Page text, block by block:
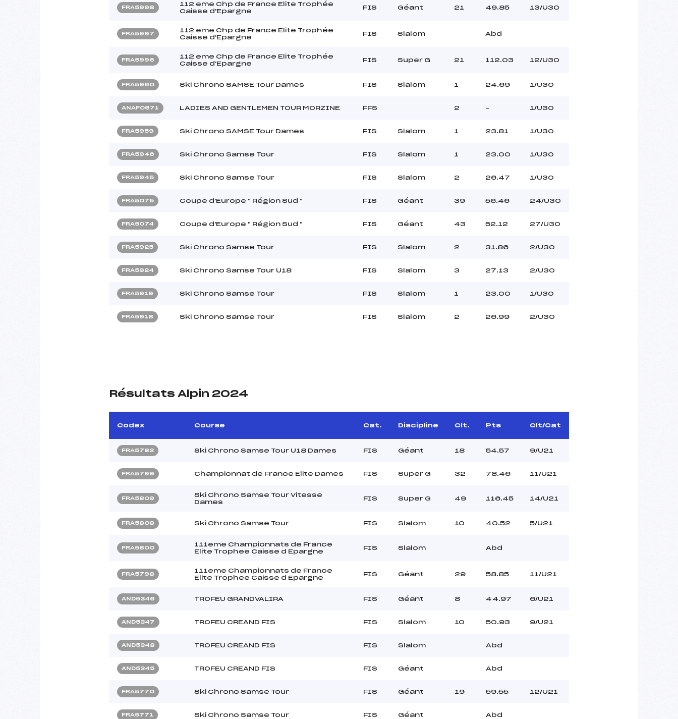
FRA5998
112 eme Chp de France Elite Trophée
Caisse d'Epargne
FIS Géant 21 49.85 13/U30
FRA5997
112 eme Chp de France Elite Trophée
Caisse d'Epargne
FIS Slalom Abd
FRA5996
112 eme Chp de France Elite Trophée
Caisse d'Epargne
FIS Super G 21 112.03 12/U30
FRA5960 Ski Chrono SAMSE Tour Dames FIS Slalom 1 24.69 1/U30
ANAF0671 LADIES AND GENTLEMEN TOUR MORZINE FFS 2 – 1/U30
FRA5959 Ski Chrono SAMSE Tour Dames FIS Slalom 1 23.81 1/U30
FRA5946 Ski Chrono Samse Tour FIS Slalom 1 23.00 1/U30
FRA5945 Ski Chrono Samse Tour FIS Slalom 2 26.47 1/U30
FRA5075 Coupe d'Europe " Région Sud " FIS Géant 39 56.46 24/U30
FRA5074 Coupe d'Europe " Région Sud " FIS Géant 43 52.12 27/U30
FRA5925 Ski Chrono Samse Tour FIS Slalom 2 31.86 2/U30
FRA5924 Ski Chrono Samse Tour U18 FIS Slalom 3 27.13 2/U30
FRA5919 Ski Chrono Samse Tour FIS Slalom 1 23.00 1/U30
FRA5918 Ski Chrono Samse Tour FIS Slalom 2 26.99 2/U30
Résultats Alpin 2024
Codex Course Cat. Discipline Clt. Pts Clt/Cat
FRA5782 Ski Chrono Samse Tour U18 Dames FIS Géant 18 54.57 9/U21
FRA5799 Championnat de France Elite Dames FIS Super G 32 78.46 11/U21
FRA5809
Ski Chrono Samse Tour Vitesse
Dames
FIS Super G 49 116.45 14/U21
FRA5808 Ski Chrono Samse Tour FIS Slalom 10 40.52 5/U21
FRA5800
111eme Championnats de France
Elite Trophee Caisse d Epargne
FIS Slalom Abd
FRA5798
111eme Championnats de France
Elite Trophee Caisse d Epargne
FIS Géant 29 58.85 11/U21
AND5346 TROFEU GRANDVALIRA FIS Géant 8 44.97 6/U21
AND5347 TROFEU CREAND FIS FIS Slalom 10 50.93 9/U21
AND5348 TROFEU CREAND FIS FIS Slalom Abd
AND5345 TROFEU CREAND FIS FIS Géant Abd
FRA5770 Ski Chrono Samse Tour FIS Géant 19 59.55 12/U21
FRA5771 Ski Chrono Samse Tour FIS Géant Abd